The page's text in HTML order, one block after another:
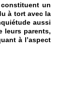
un
à tort avec la
aussi
leurs parents,
à l’aspect